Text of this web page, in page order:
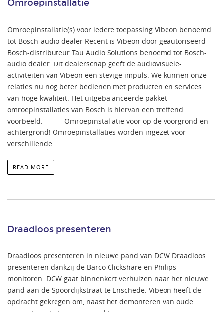
Omroepinstallatie
Omroepinstallatie(s) voor iedere toepassing Vibeon benoemd
tot Bosch-audio dealer Recent is Vibeon door geautoriseerd
Bosch-distributeur Tau Audio Solutions benoemd tot Bosch-
audio dealer. Dit dealerschap geeft de audiovisuele-
activiteiten van Vibeon een stevige impuls. We kunnen onze
relaties nu nog beter bedienen met producten en services
van hoge kwaliteit. Het uitgebalanceerde pakket
omroepinstallaties van Bosch is hiervan een treffend
voorbeeld. Omroepinstallatie voor op de voorgrond en
achtergrond! Omroepinstallaties worden ingezet voor
verschillende
READ MORE
Draadloos presenteren
Draadloos presenteren in nieuwe pand van DCW Draadloos
presenteren dankzij de Barco Clickshare en Philips
monitoren. DCW gaat binnenkort verhuizen naar het nieuwe
pand aan de Spoordijkstraat te Enschede. Vibeon heeft de
opdracht gekregen om, naast het demonteren van oude